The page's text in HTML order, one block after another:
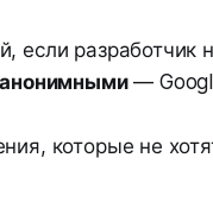
если разработчик
анонимными—
которые не